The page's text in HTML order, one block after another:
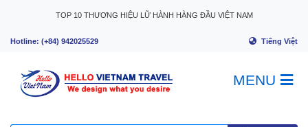
TOP 10 THƯƠNG HIỆU LỮ HÀNH HÀNG ĐẦU VIỆT NAM
Hotline: (+84) 942025529 Tiếng Việt
MENU